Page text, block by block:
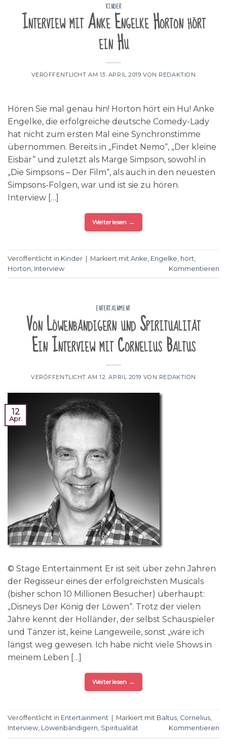
KINDER
Interview mit Anke Engelke Horton hört
ein Hu
VERÖFFENTLICHT AM 13. APRIL 2019 VON REDAKTION
Hören Sie mal genau hin! Horton hört ein Hu! Anke
Engelke, die erfolgreiche deutsche Comedy-Lady
hat nicht zum ersten Mal eine Synchronstimme
übernommen. Bereits in „Findet Nemo“, „Der kleine
Eisbär“ und zuletzt als Marge Simpson, sowohl in
„Die Simpsons – Der Film“, als auch in den neuesten
Simpsons-Folgen, war und ist sie zu hören.
Interview […]
Weiterlesen →
Veröffentlicht in Kinder | Markiert mit Anke Engelke hört
Horton Interview Kommentieren
ENTERTAINMENT
Von Löwenbändigern und Spiritualität
Ein Interview mit Cornelius Baltus
VERÖFFENTLICHT AM12. APRIL 2019 VON REDAKTION
12
Apr.
© Stage Entertainment Er ist seit über zehn Jahren
der Regisseur eines der erfolgreichsten Musicals
(bisher schon 10 Millionen Besucher) überhaupt:
„Disneys Der König der Löwen“. Trotz der vielen
Jahre kennt der Holländer, der selbst Schauspieler
und Tänzer ist, keine Langeweile, sonst „wäre ich
längst weg gewesen. Ich habe nicht viele Shows in
meinem Leben […]
Weiterlesen →
Veröffentlicht in Entertainment Markiert mit Baltus, Cornelius,
Interview, Löwenbändigern, Spiritualität Kommentieren